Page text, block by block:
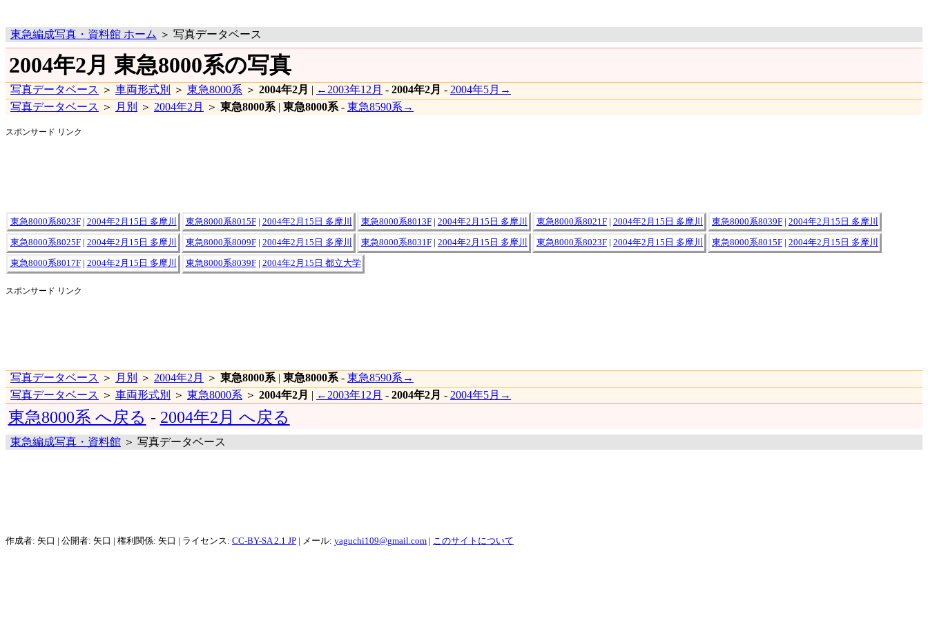
東急編成写真・資料館 ホーム ＞ 写真データベース
2004年2月 東急8000系の写真
写真データベース ＞ 車両形式別 ＞ 東急8000系 ＞ 2004年2月 | ←2003年12月 - 2004年2月 - 2004年5月→
写真データベース ＞ 月別 ＞ 2004年2月 ＞ 東急8000系 | 東急8000系 - 東急8590系→
スポンサード リンク
東急8000系8023F| 2004年2月15日 多摩川 東急8000系8015F| 2004年2月15日 多摩川 東急8000系8013F| 2004年2月15日 多摩川 東急8000系8021F| 2004年2月15日 多摩川 東急8000系8039F| 2004年2月15日 多摩川
東急8000系8025F| 2004年2月15日 多摩川 東急8000系8009F| 2004年2月15日 多摩川 東急8000系8031F| 2004年2月15日 多摩川 東急8000系8023F| 2004年2月15日 多摩川 東急8000系8015F| 2004年2月15日 多摩川
東急8000系8017F| 2004年2月15日 多摩川 東急8000系8039F| 2004年2月15日 都立大学
スポンサード リンク
写真データベース ＞ 月別 ＞ 2004年2月 ＞ 東急8000系| 東急8000系- 東急8590系→
写真データベース ＞ 車両形式別 ＞ 東急8000系 ＞ 2004年2月 | ←2003年12月 - 2004年2月 - 2004年5月→
東急8000系 へ戻る - 2004年2月 へ戻る
東急編成写真・資料館 ＞ 写真データベース
作成者: 矢口 | 公開者: 矢口 | 権利関係: 矢口 | ライセンス: CC-BY-SA 2.1 JP | メール: yaguchi109@gmail.com このサイトについて